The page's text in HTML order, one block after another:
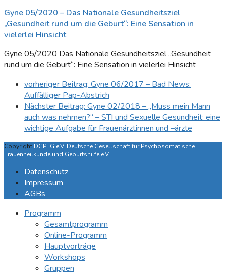
Gyne 05/2020 – Das Nationale Gesundheitsziel
„Gesundheit rund um die Geburt“: Eine Sensation in
vielerlei Hinsicht
Gyne 05/2020 Das Nationale Gesundheitsziel „Gesundheit
rund um die Geburt“: Eine Sensation in vielerlei Hinsicht
vorheriger Beitrag: Gyne 06/2017 – Bad News:
Auffälliger Pap-Abstrich
Nächster Beitrag: Gyne 02/2018 – „Muss mein Mann
auch was nehmen?“ – STI und Sexuelle Gesundheit: eine
wichtige Aufgabe für Frauenärztinnen und –ärzte
Copyright DGPFG e.V. Deutsche Gesellschaft für Psychosomatische
Frauenheilkunde und Geburtshilfe e.V.
Datenschutz
Impressum
AGBs
Programm
Gesamtprogramm
Online-Programm
Hauptvorträge
Workshops
Gruppen